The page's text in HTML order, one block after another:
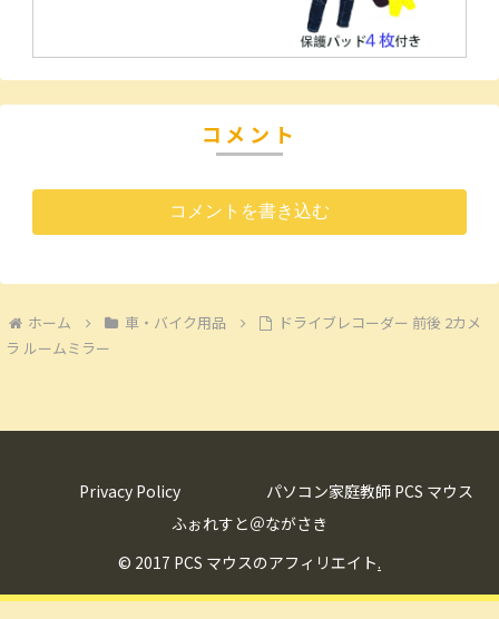
コメント
コメントを書き込む
ホーム 車・バイク用品
ドライブレコーダー 前後 2カメ
ラ ルームミラー
Privacy Policy
パソコン家庭教師 PCS マウス
ふぉれすと＠ながさき
© 2017 PCS マウスのアフィリエイト.